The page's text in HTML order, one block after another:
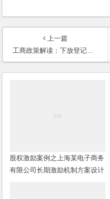
上一篇
工商政策解读：下放登记管辖权鼓励债券转股权
股权激励案例之上海某电子商务
有限公司长期激励机制方案设计